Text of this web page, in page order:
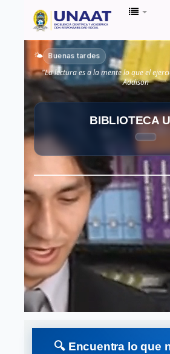
Biblioteca
Unaat
🌤️ Buenas tardes
"La lectura es a la mente lo que el
Addison
BIBLIOTECA
🔍 Encuentra lo que